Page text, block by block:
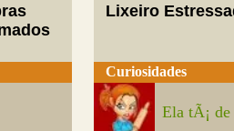
Lixeiro
Curiosidades
Ela tÃ¡